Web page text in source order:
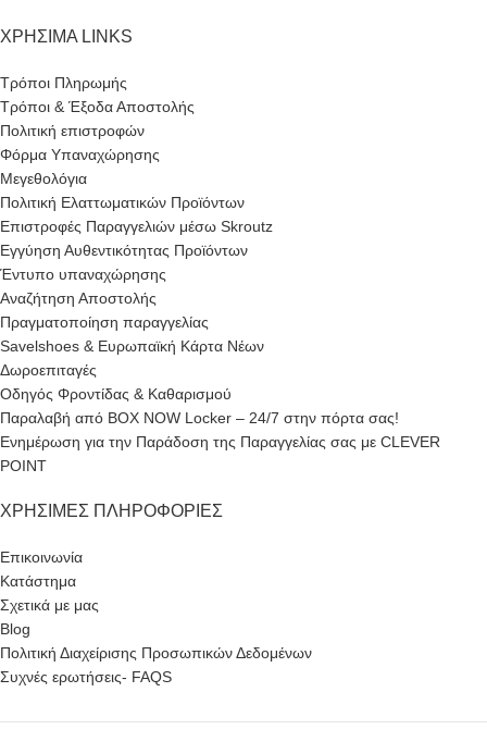
ΧΡΗΣΙΜΑ LINKS
Τρόποι Πληρωμής
Τρόποι & Έξοδα Αποστολής
Πολιτική επιστροφών
Φόρμα Υπαναχώρησης
Μεγεθολόγια
Πολιτική Ελαττωματικών Προϊόντων
Επιστροφές Παραγγελιών μέσω Skroutz
Εγγύηση Αυθεντικότητας Προϊόντων
Έντυπο υπαναχώρησης
Αναζήτηση Αποστολής
Πραγματοποίηση παραγγελίας
Savelshoes & Ευρωπαϊκή Κάρτα Νέων
Δωροεπιταγές
Οδηγός Φροντίδας & Καθαρισμού
Παραλαβή από BOX NOW Locker – 24/7 στην πόρτα σας!
Ενημέρωση για την Παράδοση της Παραγγελίας σας με CLEVER
POINT
ΧΡΉΣΙΜΕΣ ΠΛΗΡΟΦΟΡΊΕΣ
Επικοινωνία
Κατάστημα
Σχετικά με μας
Blog
Πολιτική Διαχείρισης Προσωπικών Δεδομένων
Συχνές ερωτήσεις- FAQS